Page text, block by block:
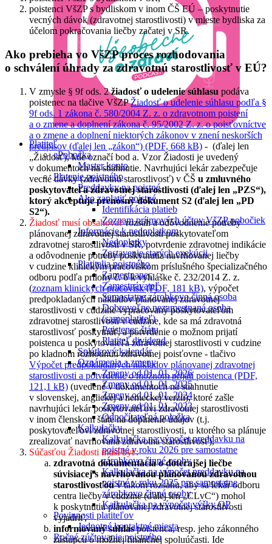
Platiteľ
ePobočka
Master konto
Platenie poistného
Preddavky na poistné
Ako zaplatiť poistné
Identifikácia platieb
Zoznam príjmových účtov VšZP pobočiek
Informácie k nedoplatkom
Nedoplatky
Zastavenie starých exekúcii
Platitelia poistného
Zamestnanec
Zamestnávateľ
Samostatne zárobkovo činná osoba
Dobrovoľne nezamestnaná osoba
(samoplatiteľ)
Poistenec štátu
Platiteľ dividend
Splátkový kalendár
Oznámenia a zmeny
Zmeny od 01. 01. 2026
Zmeny od 01. 01. 2025
Zmeny od 01. 01. 2024
Zmeny od 01. 01. 2023
Odpočítateľná položka
Kalkulačky
Kalkulačka na výpočet preddavku na
poistné v roku 2026 pre samostatne
zárobkovo činné osoby
Kalkulačka na výpočet preddavku na
poistné v roku 2025 pre samostatne
zárobkovo činné osoby
Kalkulačka na výpočet výšky OP
Povinnosti platiteľov
Jednotné kontaktné miesta
Ročné zúčtovanie poistného
poistenci VšZP s bydliskom v inom ČŠ EÚ – poskytnutie
vecných dávok (zdravotnej starostlivosti) v mieste bydliska za
účelom pokračovania liečby začatej v SR.
Ako prebieha vo VšZP proces rozhodovania
o schválení úhrady za zdravotnú starostlivosť v EÚ?
V zmysle § 9f ods. 2žiadosť o udelenie súhlasu podáva
poistenec na tlačive VšZPŽiadosť o udelenie súhlasu podľa §
9f ods. 1 zákona č. 580/2004 Z. z. o zdravotnom poistení
a o zmene a doplnení zákona č. 95/2002 Z. z. o poisťovníctve
a o zmene a doplnení niektorých zákonov v znení neskorších
predpisov (ďalej len „zákon“) (PDF, 668 kB) - (ďalej len
„Žiadosť), kde označí bod a. Vzor Žiadosti je uvedený
v dokumentoch na stiahnutie. Navrhujúci lekár zabezpečuje
vecné dávky (zdravotnú starostlivosť) v ČŠ u zmluvného
poskytovateľa zdravotnej starostlivosti (ďalej len „PZS“),
ktorý akceptuje prenosný dokument S2 (ďalej len „PD
S2“).
Žiadosť musí obsahovaťrozsah a odôvodnenie potreby
plánovanej zdravotnej starostlivosti poskytovateľom
zdravotnej starostlivosti v SR, potvrdenie zdravotnej indikácie
a odôvodnenie potreby poskytnutia navrhovanej liečby
v cudzine klinickým pracoviskom príslušného špecializačného
odboru podľa prílohy č. 6 k vyhláške č. 232/2014 Z. z.
(zoznam klinických pracovísk (PDF, 181 kB), výpočet
predpokladaných nákladov plánovanej zdravotnej
starostlivosti v cudzine vypracovaný poskytovateľom
zdravotnej starostlivosti v cudzine, kde sa má zdravotná
starostlivosť poskytnúť, a potvrdenie o možnom prijatí
poistenca u poskytovateľa zdravotnej starostlivosti v cudzine
po kladnom rozhodnutí zdravotnej poisťovne - tlačivo
Výpočet predpokladaných nákladov plánovanej zdravotnej
starostlivosti a potvrdenie o možnom prijatí poistenca (PDF,
121,1 kB) (uvedené v dokumentoch na stiahnutie
v slovenskej, anglickej a nemeckej verzii), ktoré zašle
navrhujúci lekár poskytovateľovi zdravotnej starostlivosti
v inom členskom štáte na doplnenie údajov (t.j.
poskytovateľovi zdravotnej starostlivosti, u ktorého sa plánuje
zrealizovať navrhovaná zdravotná starostlivosť),
Súčasťou Žiadosti musí byť:
zdravotná dokumentácia o doterajšej liečbe
súvisiacej s navrhovanou plánovanou zdravotnou
starostlivosťouv takom rozsahu, aby sa lekár odboru
centra liečby v cudzine (ďalej len „CLvC“) mohol
k poskytnutiu plánovanej zdravotnej starostlivosti
vyjadriť,
informovaný súhlaspoistenca, resp. jeho zákonného
zástupcu o možnej finančnej spoluúčasti. Ide